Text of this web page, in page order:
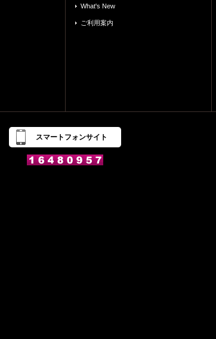
What's New
ご利用案内
スマートフォンサイト